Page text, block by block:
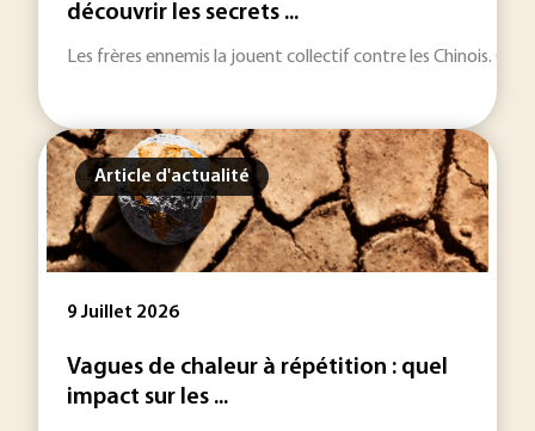
découvrir les secrets ...
Les frères ennemis la jouent collectif contre les Chinois.
Article d'actualité
9 Juillet 2026
Vagues de chaleur à répétition : quel
impact sur les ...